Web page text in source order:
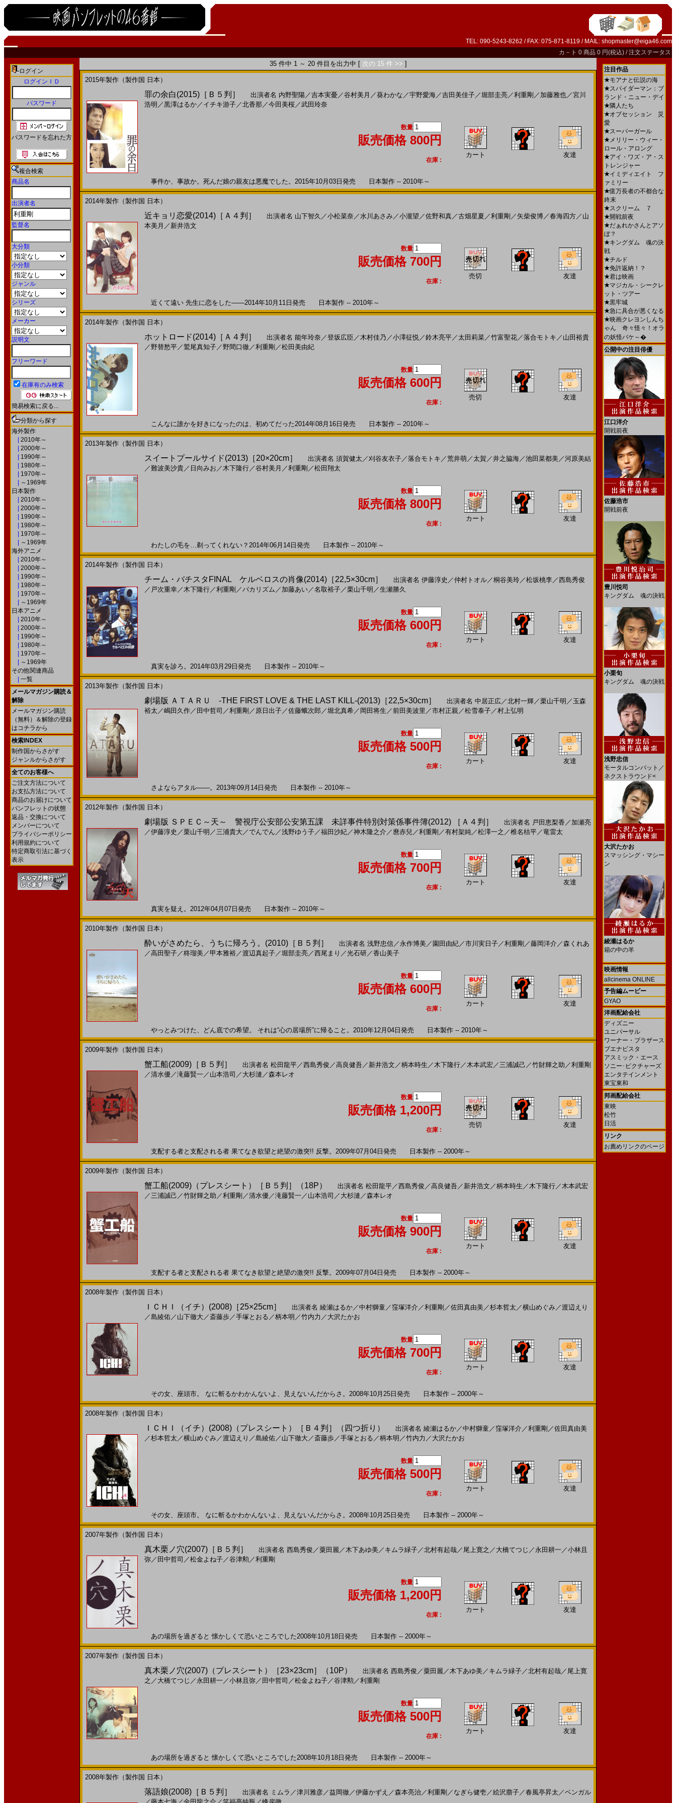
TEL: 090-5243-8262 / FAX: 075-871-8119 / MAIL: shopmaster@eiga46.com
カ－ト 0 商品 0 円(税込) /注文ステータス
ログイン
ログインＩＤ
パスワード
パスワードを忘れた方
複合検索
商品名
出演者名
監督名
大分類
小分類
ジャンル
シリーズ
メーカー
説明文
フリーワード
在庫有のみ検索
簡易検索に戻る...
分類から探す
海外製作
2010年～
2000年～
1990年～
1980年～
1970年～
～1969年
日本製作
2010年～
2000年～
1990年～
1980年～
1970年～
～1969年
海外アニメ
2010年～
2000年～
1990年～
1980年～
1970年～
～1969年
日本アニメ
2010年～
2000年～
1990年～
1980年～
1970年～
～1969年
その他関連商品
一覧
メールマガジン購読＆
解除
メールマガジン購読
（無料）＆解除の登録
はコチラから
検索INDEX
制作国からさがす
ジャンルからさがす
全てのお客様へ
ご注文方法について
お支払方法について
商品のお届けについて
パンフレットの状態
返品・交換について
メンバーについて
プライバシーポリシー
利用規約について
特定商取引法に基づく
表示
35 件中 1 ～ 20 件目を出力中 [ 次の 15 件 >> ]
2015年製作（製作国 日本）
罪の余白(2015)［Ｂ５判］ 出演者名 内野聖陽／吉本実憂／谷村美月 ／葵わかな ／宇野愛海／吉田美佳子／堀部圭亮／利重剛 ／ 加藤雅也／宮川
浩明 ／黒澤はるか／ イチキ游子／北香那 ／今田美桜／武田玲奈
数量
販売価格 800円
在庫 :
カート 友達
事件か、事故か。死んだ娘の親友は悪魔でした。2015年10月03日発売 日本製作 -- 2010年～
2014年製作（製作国 日本）
近キョリ恋愛(2014)［Ａ４判］ 出演者名 山下智久 ／小松菜奈 ／水川あさみ／小瀧望 ／佐野和真／古畑星夏 ／利重剛 ／ 矢柴俊博／春海四方／ 山
本美月 ／ 新井浩文
数量
販売価格 700円
在庫 :
売切 友達
近くて遠い 先生に恋をした――2014年10月11日発売 日本製作 -- 2010年～
2014年製作（製作国 日本）
ホットロード(2014)［Ａ４判］ 出演者名 能年玲奈 ／登坂広臣 ／木村佳乃 ／小澤征悦／鈴木亮平／ 太田莉菜／竹富聖花／落合モトキ ／ 山田裕貴
／ 野替愁平／鷲尾真知子／ 野間口徹 ／利重剛 ／松田美由紀
数量
販売価格 600円
在庫 :
売切 友達
こんなに誰かを好きになったのは、初めてだった2014年08月16日発売 日本製作 -- 2010年～
2013年製作（製作国 日本）
スイートプールサイド(2013)［20×20cm］ 出演者名 須賀健太 ／刈谷友衣子／落合モトキ ／荒井萌／ 太賀 ／井之脇海／池田菜都美／河原美結
／難波美沙貴／ 日向みお ／木下隆行／谷村美月 ／利重剛 ／松田翔太
数量
販売価格 800円
在庫 :
カート 友達
わたしの毛を…剃ってくれない？2014年06月14日発売 日本製作 -- 2010年～
2014年製作（製作国 日本）
チーム・バチスタFINAL ケルベロスの肖像(2014)［22,5×30cm］ 出演者名 伊藤淳史 ／仲村トオル／桐谷美玲／松坂桃李／西島秀俊
／ 戸次重幸／木下隆行／利重剛 ／バカリズム ／ 加藤あい／名取裕子／栗山千明 ／生瀬勝久
数量
販売価格 600円
在庫 :
カート 友達
真実を診ろ。2014年03月29日発売 日本製作 -- 2010年～
2013年製作（製作国 日本）
劇場版 ＡＴＡＲＵ ‐THE FIRST LOVE & THE LAST KILL‐(2013)［22,5×30cm］ 出演者名 中居正広／北村一輝／栗山千明 ／ 玉森
裕太 ／嶋田久作／ 田中哲司 ／利重剛 ／ 原日出子／佐藤蛾次郎 ／堀北真希／ 岡田将生 ／前田美波里 ／市村正親／松雪泰子／村上弘明
数量
販売価格 500円
在庫 :
カート 友達
さよならアタル――。2013年09月14日発売 日本製作 -- 2010年～
2012年製作（製作国 日本）
劇場版 ＳＰＥＣ～天～ 警視庁公安部公安第五課 未詳事件特別対策係事件簿(2012) ［Ａ４判］ 出演者名 戸田恵梨香 ／ 加瀬亮
／伊藤淳史 ／栗山千明 ／三浦貴大／でんでん ／浅野ゆう子／福田沙紀／神木隆之介 ／ 麿赤兒／利重剛 ／有村架純／松澤一之 ／椎名桔平／竜雷太
数量
販売価格 700円
在庫 :
カート 友達
真実を疑え。2012年04月07日発売 日本製作 -- 2010年～
2010年製作（製作国 日本）
酔いがさめたら、うちに帰ろう。(2010)［Ｂ５判］ 出演者名 浅野忠信／永作博美／ 園田由紀／市川実日子／利重剛 ／藤岡洋介 ／森くれあ
／高田聖子／柊瑠美／甲本雅裕／渡辺真起子／堀部圭亮／西尾まり ／光石研／香山美子
数量
販売価格 600円
在庫 :
カート 友達
やっとみつけた、どん底での希望。 それは“心の居場所”に帰ること。2010年12月04日発売 日本製作 -- 2010年～
2009年製作（製作国 日本）
蟹工船(2009)［Ｂ５判］ 出演者名 松田龍平／西島秀俊 ／高良健吾／ 新井浩文 ／柄本時生 ／木下隆行／木本武宏／三浦誠己 ／竹財輝之助 ／利重剛
／清水優／滝藤賢一 ／ 山本浩司 ／ 大杉漣 ／森本レオ
数量
販売価格 1,200円
在庫 :
売切 友達
支配する者と支配される者 果てなき欲望と絶望の激突!! 反撃。2009年07月04日発売 日本製作 -- 2000年～
2009年製作（製作国 日本）
蟹工船(2009)（プレスシート）［Ｂ５判］（18P） 出演者名 松田龍平／西島秀俊 ／高良健吾／ 新井浩文 ／柄本時生 ／木下隆行／木本武宏
／三浦誠己 ／竹財輝之助 ／利重剛 ／清水優／滝藤賢一 ／ 山本浩司 ／ 大杉漣 ／森本レオ
数量
販売価格 900円
在庫 :
カート 友達
支配する者と支配される者 果てなき欲望と絶望の激突!! 反撃。2009年07月04日発売 日本製作 -- 2000年～
2008年製作（製作国 日本）
ＩＣＨＩ（イチ）(2008)［25×25cm］ 出演者名 綾瀬はるか／中村獅童／ 窪塚洋介 ／利重剛 ／佐田真由美／杉本哲太 ／横山めぐみ／渡辺えり
／島綾佑／ 山下徹大／ 斎藤歩／手塚とおる ／柄本明 ／竹内力 ／ 大沢たかお
数量
販売価格 700円
在庫 :
カート 友達
その女、座頭市。 なに斬るかわかんないよ、見えないんだからさ。2008年10月25日発売 日本製作 -- 2000年～
2008年製作（製作国 日本）
ＩＣＨＩ（イチ）(2008)（プレスシート）［Ｂ４判］（四つ折り） 出演者名 綾瀬はるか／中村獅童／ 窪塚洋介 ／利重剛 ／佐田真由美
／杉本哲太 ／横山めぐみ／渡辺えり ／島綾佑／ 山下徹大／ 斎藤歩／手塚とおる ／柄本明 ／竹内力 ／ 大沢たかお
数量
販売価格 500円
在庫 :
カート 友達
その女、座頭市。 なに斬るかわかんないよ、見えないんだからさ。2008年10月25日発売 日本製作 -- 2000年～
2007年製作（製作国 日本）
真木栗ノ穴(2007)［Ｂ５判］ 出演者名 西島秀俊 ／粟田麗／木下あゆ美／ キムラ緑子／北村有起哉／ 尾上寛之 ／ 大橋てつじ ／永田耕一 ／小林且
弥／ 田中哲司 ／松金よね子／谷津勲 ／利重剛
数量
販売価格 1,200円
在庫 :
カート 友達
あの場所を過ぎると 懐かしくて恐いところでした2008年10月18日発売 日本製作 -- 2000年～
2007年製作（製作国 日本）
真木栗ノ穴(2007)（プレスシート）［23×23cm］（10P） 出演者名 西島秀俊 ／粟田麗／木下あゆ美／ キムラ緑子／北村有起哉／ 尾上寛
之 ／ 大橋てつじ ／永田耕一 ／小林且弥／ 田中哲司 ／松金よね子／谷津勲 ／利重剛
数量
販売価格 500円
在庫 :
カート 友達
あの場所を過ぎると 懐かしくて恐いところでした2008年10月18日発売 日本製作 -- 2000年～
2008年製作（製作国 日本）
落語娘(2008)［Ｂ５判］ 出演者名 ミムラ ／津川雅彦／益岡徹 ／伊藤かずえ ／森本亮治／利重剛 ／ なぎら健壱／絵沢萠子／春風亭昇太 ／ベンガル
注目作品
★モアナと伝説の海
★スパイダーマン：ブ
ランド・ニュー・デイ
★隣人たち
★オブセッション 災
愛
★スーパーガール
★メリリー・ウィー・
ロール・アロング
★アイ・ワズ・ア・ス
トレンジャー
★イミディエイト フ
ァミリー
★億万長者の不都合な
終末
★スクリーム ７
★開戦前夜
★だぁれかさんとアソ
ぼ？
★キングダム 魂の決
戦
★チルド
★免許返納！？
★君は映画
★マジカル・シークレ
ット・ツアー
★黒牢城
★急に具合が悪くなる
★映画クレヨンしんち
ゃん 奇々怪々！オラ
の妖怪バケ～�
公開中の注目俳優
江口洋介
開戦前夜
佐藤浩市
開戦前夜
豊川悦司
キングダム 魂の決戦
小栗旬
キングダム 魂の決戦
浅野忠信
モータルコンバット／
ネクストラウンド<
大沢たかお
スマッシング・マシー
ン
綾瀬はるか
箱の中の羊
映画情報
allcinema ONLINE
予告編ムービー
GYAO
洋画配給会社
ディズニー
ユニバーサル
ワーナー・ブラザース
ブエナビスタ
アスミック・エース
ソニー･ピクチャーズ
エンタテインメント
東宝東和
邦画配給会社
東映
松竹
日活
リンク
お薦めリンクのページ